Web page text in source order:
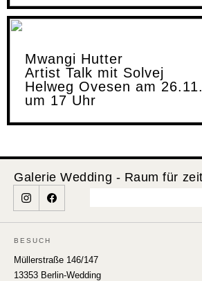
Mwangi Hutter
Artist Talk mit Solvej
Helweg Ovesen am 26.11.
um 17 Uhr
BESUCH
Müllerstraße 146/147
13353 Berlin-Wedding